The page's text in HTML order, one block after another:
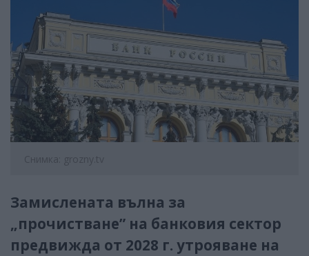
Снимка: grozny.tv
Замислената вълна за
„прочистване” на банковия сектор
предвижда от 2028 г. утрояване на